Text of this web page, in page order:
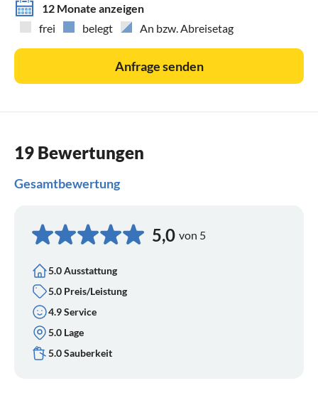
12 Monate anzeigen
frei
belegt An bzw. Abreisetag
Anfrage senden
19 Bewertungen
Gesamtbewertung
5,0 von 5
5.0 Ausstattung
5.0 Preis/Leistung
4.9 Service
5.0 Lage
5.0 Sauberkeit